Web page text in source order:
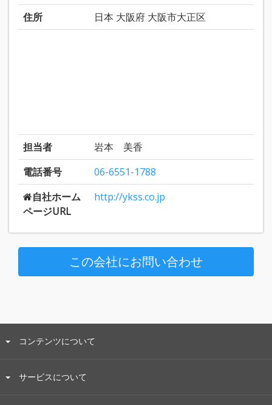
住所
日本 大阪府 大阪市大正区
担当者
岩本 美香
電話番号
06-6551-1788
自社ホーム
ページURL
http://ykss.co.jp
この会社にお問い合わせ
コンテンツについて
サービスについて